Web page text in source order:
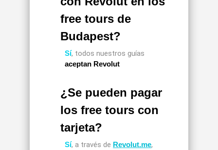
free tours de
Budapest?
Sí, todos nuestros guías
aceptan Revolut
¿Se pueden pagar
los free tours con
tarjeta?
Sí, a través de Revolut.me,